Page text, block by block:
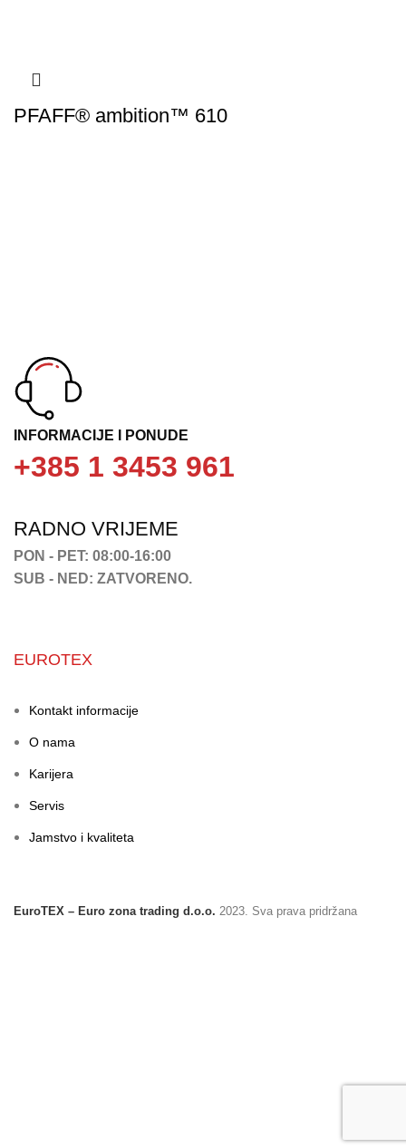
PFAFF® ambition™ 610
INFORMACIJE I PONUDE
+385 1 3453 961
RADNO VRIJEME
PON - PET: 08:00-16:00
SUB - NED: ZATVORENO.
EUROTEX
Kontakt informacije
O nama
Karijera
Servis
Jamstvo i kvaliteta
EuroTEX – Euro zona trading d.o.o. 2023. Sva prava pridržana